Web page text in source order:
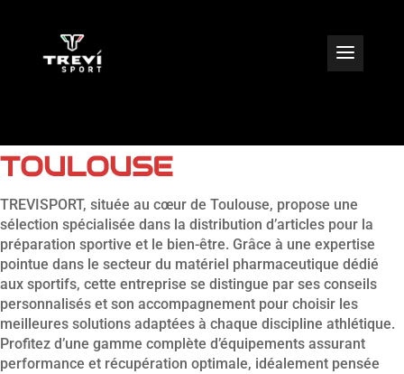
TOULOUSE
TREVISPORT, située au cœur de Toulouse, propose une
sélection spécialisée dans la distribution d’articles pour la
préparation sportive et le bien-être. Grâce à une expertise
pointue dans le secteur du matériel pharmaceutique dédié
aux sportifs, cette entreprise se distingue par ses conseils
personnalisés et son accompagnement pour choisir les
meilleures solutions adaptées à chaque discipline athlétique.
Profitez d’une gamme complète d’équipements assurant
performance et récupération optimale, idéalement pensée